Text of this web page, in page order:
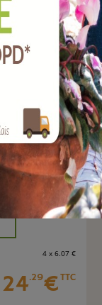
4 x 6.07 €
24.29€TTC